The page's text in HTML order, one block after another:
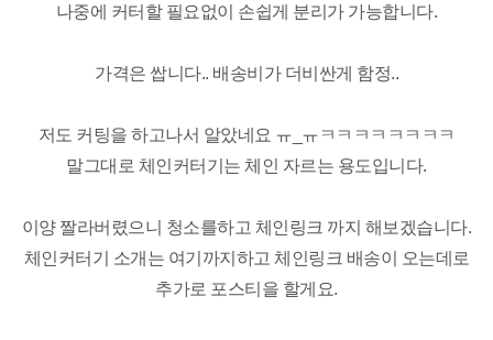
나중에 커터할 필요없이 손쉽게 분리가 가능합니다.
가격은 쌉니다.. 배송비가 더비싼게 함정..
저도 커팅을 하고나서 알았네요 ㅠ_ㅠㅋㅋㅋㅋㅋㅋㅋㅋ
말그대로 체인커터기는 체인 자르는 용도입니다.
이양 짤라버렸으니 청소를하고 체인링크 까지 해보겠습니다.
체인커터기 소개는 여기까지하고 체인링크 배송이 오는데로
추가로 포스티을 할게요.